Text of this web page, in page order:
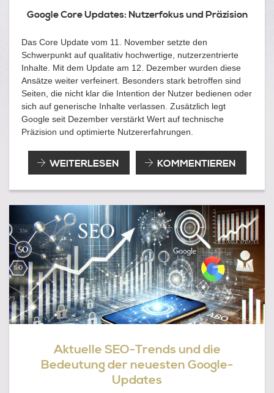
Google Core Updates: Nutzerfokus und Präzision
Das Core Update vom 11. November setzte den
Schwerpunkt auf qualitativ hochwertige, nutzerzentrierte
Inhalte. Mit dem Update am 12. Dezember wurden diese
Ansätze weiter verfeinert. Besonders stark betroffen sind
Seiten, die nicht klar die Intention der Nutzer bedienen oder
sich auf generische Inhalte verlassen. Zusätzlich legt
Google seit Dezember verstärkt Wert auf technische
Präzision und optimierte Nutzererfahrungen.
DIE
NEUESTEN
GOOGLE-
UND
WORDPRESS-
OPTIMIERUNGEN:
NOVEMBER
BIS
DEZEMBER
2024
WEITERLESEN KOMMENTIEREN
Aktuelle SEO-Trends und die
Bedeutung der neuesten Google-
Updates